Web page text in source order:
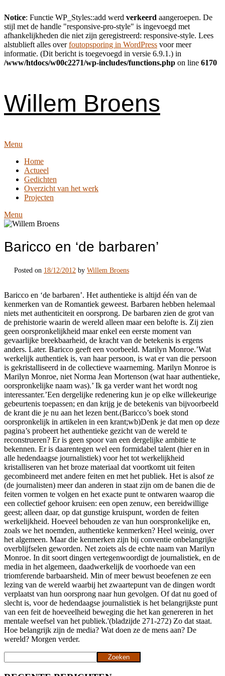
Notice: Functie WP_Styles::add werd verkeerd aangeroepen. De
stijl met de handle "responsive-pro-style" is ingevoegd met
afhankelijkheden die niet zijn geregistreerd: responsive-style. Lees
alstublieft alles overfoutopsporing in WordPress voor meer
informatie. (Dit bericht is toegevoegd in versie 6.9.1.) in
/www/htdocs/w00c2271/wp-includes/functions.php on line 6170
Willem Broens
Menu
Home
Actueel
Gedichten
Overzicht van het werk
Projecten
Menu
Baricco en ‘de barbaren’
Posted on 18/12/2012 by Willem Broens
Baricco en ‘de barbaren’. Het authentieke is altijd één van de
kenmerken van de Romantiek geweest. Barbaren hebben helemaal
niets met authenticiteit en oorsprong. De barbaren zien de grot van
de prehistorie waarin de wereld alleen maar een belofte is. Zij zien
geen oorspronkelijkheid maar enkel een eerste moment van
gevaarlijke breekbaarheid, de kracht van de betekenis is ergens
anders. Later. Baricco geeft een voorbeeld. Marilyn Monroe.’Wat
werkelijk authentiek is, van haar persoon, is wat er van die persoon
is gekristalliseerd in de collectieve waarneming. Marilyn Monroe is
Marilyn Monroe, niet Norma Jean Mortenson (wat haar authentieke,
oorspronkelijke naam was).’ Ik ga verder want het wordt nog
interessanter.’Een dergelijke redenering kun je op elke willekeurige
gebeurtenis toepassen; en dan krijg je de betekenis van bijvoorbeeld
de krant die je nu aan het lezen bent.(Baricco’s boek stond
oorspronkelijk in artikelen in een krant;wb)Denk je dat men op deze
pagina’s probeert het authentieke gezicht van de wereld te
reconstrueren? Er is geen spoor van een dergelijke ambitie te
bekennen. Er is daarentegen wel een formidabel talent (hier en in
alle hedendaagse journalistiek) voor het tot werkelijkheid
kristalliseren van het broze materiaal dat voortkomt uit feiten
gecombineerd met andere feiten en met het publiek. Het is alsof ze
(de journalisten) meer dan anderen in staat zijn om de banen die de
feiten vormen te volgen en het exacte punt te ontwaren waarop die
een collectief gehoor kruisen: een open zenuw, een bereidwillige
geest; alleen daar, op dat gunstige kruispunt, worden de feiten
werkelijkheid. Hoeveel behouden ze van hun oorspronkelijke en,
zoals we het noemden, authentieke kenmerken? Heel weinig, over
het algemeen. Maar die kenmerken zijn bij conventie onbelangrijke
overblijfselen geworden. Net zoiets als de echte naam van Marilyn
Monroe. In dit soort dingen vertegenwoordigt de journalistiek, en de
media in het algemeen, daadwerkelijk de voorhoede van een
triomferende barbaarsheid. Min of meer bewust beoefenen ze een
lezing van de wereld waarbij het zwaartepunt van de dingen wordt
verplaatst van hun oorsprong naar hun gevolgen. Of dat nu goed of
slecht is, voor de hedendaagse journalistiek is het belangrijkste punt
van een feit de hoeveelheid beweging die het kan genereren in het
mentale weefsel van het publiek.'(bladzijde 271-272) Zo dat staat.
Hoe belangrijk zijn de media? Wat doen ze de mens aan? De
wereld? Morgen verder.
Zoeken